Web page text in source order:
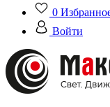
0
Войти